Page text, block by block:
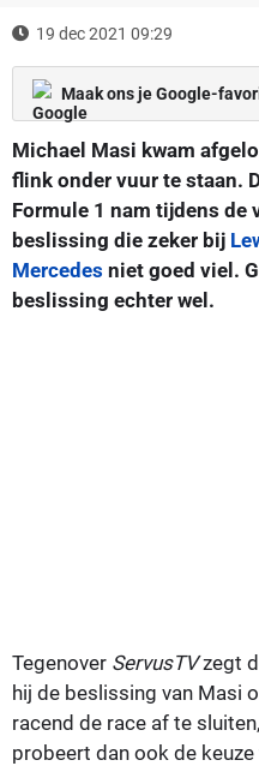
19 dec 2021 09:29
Maak ons je Google-
Michael Masi kwam
flink onder vuur te staan.
Formule 1 nam tijdens de
beslissing die zeker bij
Mercedes niet goed viel.
beslissing echter wel.
Tegenover ServusTVzegt
hij de beslissing van Masi
racend de race af te
probeert dan ook de